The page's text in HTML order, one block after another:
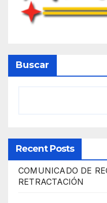
Buscar
Recent Posts
COMUNICADO DE
RETRACTACIÓN